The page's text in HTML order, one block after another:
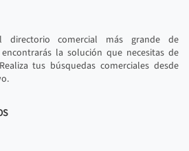
directorio comercial más grande de
la solución que necesitas de
tus búsquedas comerciales desde